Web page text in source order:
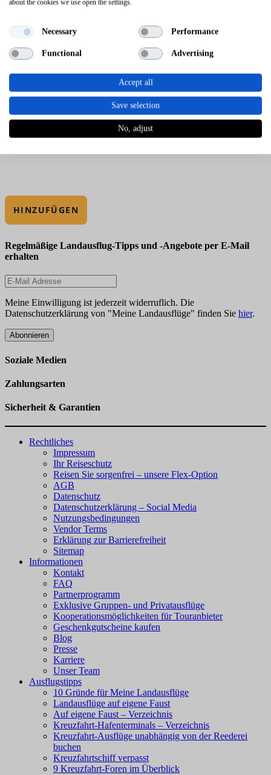
HINZUFÜGEN
Regelmäßige Landausflug-Tipps und -Angebote per E-Mail
erhalten
Meine Einwilligung ist jederzeit widerruflich. Die
Datenschutzerklärung von "Meine Landausflüge" finden Sie hier.
Abonnieren
Soziale Medien
Zahlungsarten
Sicherheit & Garantien
Rechtliches
Impressum
Ihr Reiseschutz
Reisen Sie sorgenfrei – unsere Flex-Option
AGB
Datenschutz
Datenschutzerklärung – Social Media
Nutzungsbedingungen
Vendor Terms
Erklärung zur Barrierefreiheit
Sitemap
Informationen
Kontakt
FAQ
Partnerprogramm
Exklusive Gruppen- und Privatausflüge
Kooperationsmöglichkeiten für Touranbieter
Geschenkgutscheine kaufen
Blog
Presse
Karriere
Unser Team
Ausflugstipps
10 Gründe für Meine Landausflüge
Landausflüge auf eigene Faust
Auf eigene Faust – Verzeichnis
Kreuzfahrt-Hafenterminals – Verzeichnis
Kreuzfahrt-Ausflüge unabhängig von der Reederei
buchen
Kreuzfahrtschiff verpasst
9 Kreuzfahrt-Foren im Überblick
about the cookies we use open the settings.
Necessary Performance
Functional Advertising
Accept all
Save selection
No, adjust